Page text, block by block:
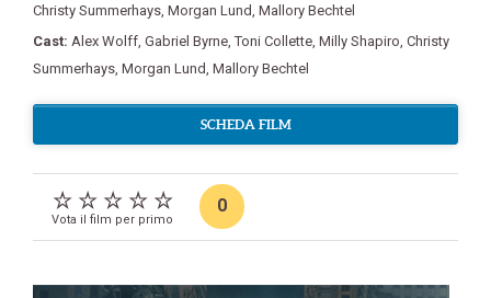
Christy Summerhays Morgan Lund Mallory Bechtel
Cast: Alex Wolff Gabriel Byrne ,Toni Collette Milly Shapiro Christy
Summerhays Morgan Lund Mallory Bechtel
SCHEDA FILM
Vota il film per primo
0